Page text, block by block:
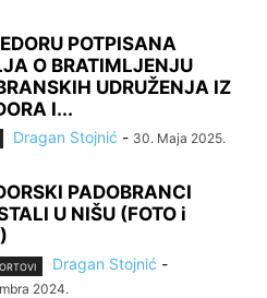
POTPISANA
O BRATIMLJENJU
UDRUŽENJA IZ
I...
Dragan Stojnić - 30. Maja 2025.
PADOBRANCI
U NIŠU (FOTO i
Dragan Stojnić -
2024.